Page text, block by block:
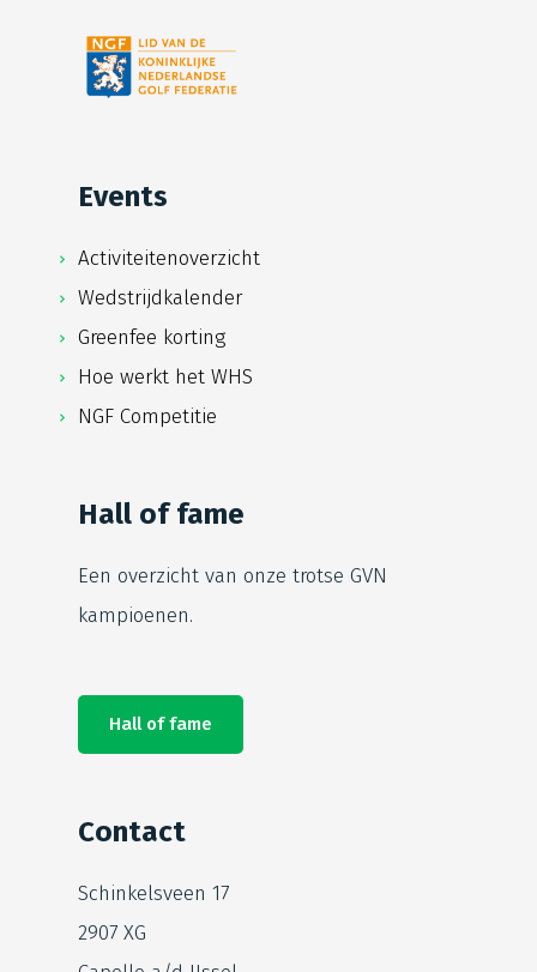
Events
Activiteitenoverzicht
Wedstrijdkalender
Greenfee korting
Hoe werkt het WHS
NGF Competitie
Hall of fame
Een overzicht van onze trotse GVN
kampioenen.
Hall of fame
Contact
Schinkelsveen 17
2907 XG